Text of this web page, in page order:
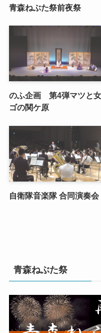
青森ねぶた祭前夜祭
のふ企画 第4弾マツと女
ゴの関ケ原
自衛隊音楽隊 合同演奏会
青森ねぶた祭